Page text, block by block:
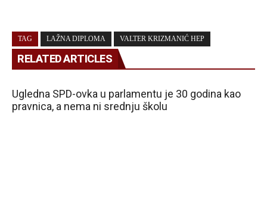
TAG LAŽNA DIPLOMA VALTER KRIZMANIĆ HEP
RELATED ARTICLES
Ugledna SPD-ovka u parlamentu je 30 godina kao
pravnica, a nema ni srednju školu